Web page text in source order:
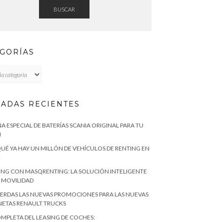
BUSCAR
RECIENTES
ESPECIAL DE BATERÍAS SCANIA ORIGINAL PARA TU
YA HAY UN MILLÓN DE VEHÍCULOS DE RENTING EN
CON MASQRENTING: LA SOLUCIÓN INTELIGENTE
MOVILIDAD
LAS NUEVAS PROMOCIONES PARA LAS NUEVAS
RENAULT TRUCKS
DEL LEASING DE COCHES: